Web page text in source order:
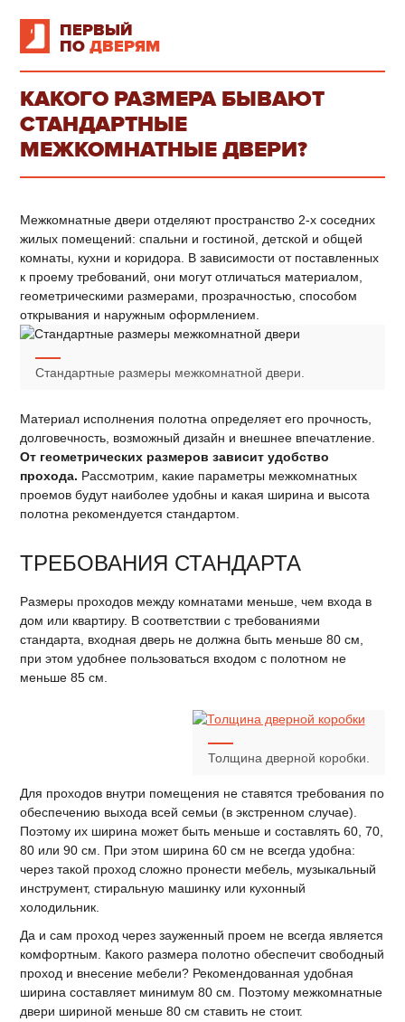
ПЕРВЫЙ
ПО ДВЕРЯМ
КАКОГО РАЗМЕРА БЫВАЮТ
СТАНДАРТНЫЕ
МЕЖКОМНАТНЫЕ ДВЕРИ?
Межкомнатные двери отделяют пространство 2-х соседних
жилых помещений: спальни и гостиной, детской и общей
комнаты, кухни и коридора. В зависимости от поставленных
к проему требований, они могут отличаться материалом,
геометрическими размерами, прозрачностью, способом
открывания и наружным оформлением.
Стандартные размеры межкомнатной двери.
Материал исполнения полотна определяет его прочность,
долговечность, возможный дизайн и внешнее впечатление.
От геометрических размеров зависит удобство
прохода. Рассмотрим, какие параметры межкомнатных
проемов будут наиболее удобны и какая ширина и высота
полотна рекомендуется стандартом.
ТРЕБОВАНИЯ СТАНДАРТА
Размеры проходов между комнатами меньше, чем входа в
дом или квартиру. В соответствии с требованиями
стандарта, входная дверь не должна быть меньше 80 см,
при этом удобнее пользоваться входом с полотном не
меньше 85 см.
Толщина дверной коробки.
Для проходов внутри помещения не ставятся требования по
обеспечению выхода всей семьи (в экстренном случае).
Поэтому их ширина может быть меньше и составлять 60, 70,
80 или 90 см. При этом ширина 60 см не всегда удобна:
через такой проход сложно пронести мебель, музыкальный
инструмент, стиральную машинку или кухонный
холодильник.
Да и сам проход через зауженный проем не всегда является
комфортным. Какого размера полотно обеспечит свободный
проход и внесение мебели? Рекомендованная удобная
ширина составляет минимум 80 см. Поэтому межкомнатные
двери шириной меньше 80 см ставить не стоит.